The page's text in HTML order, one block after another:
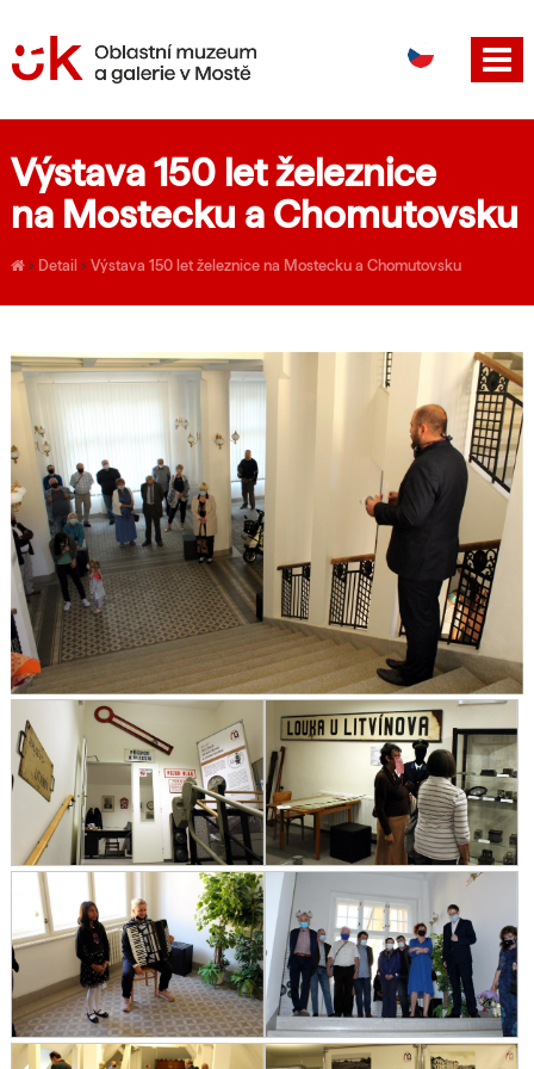
EN
Výstava 150 let železnice
na Mostecku a Chomutovsku
› Detail › Výstava 150 let železnice na Mostecku a Chomutovsku